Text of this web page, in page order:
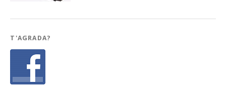
T'AGRADA?